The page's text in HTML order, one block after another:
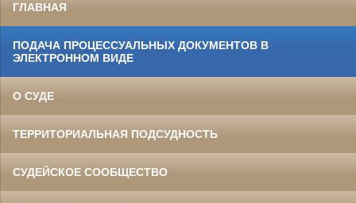
ГЛАВНАЯ
ПОДАЧА ПРОЦЕССУАЛЬНЫХ ДОКУМЕНТОВ В
ЭЛЕКТРОННОМ ВИДЕ
О СУДЕ
ТЕРРИТОРИАЛЬНАЯ ПОДСУДНОСТЬ
СУДЕЙСКОЕ СООБЩЕСТВО